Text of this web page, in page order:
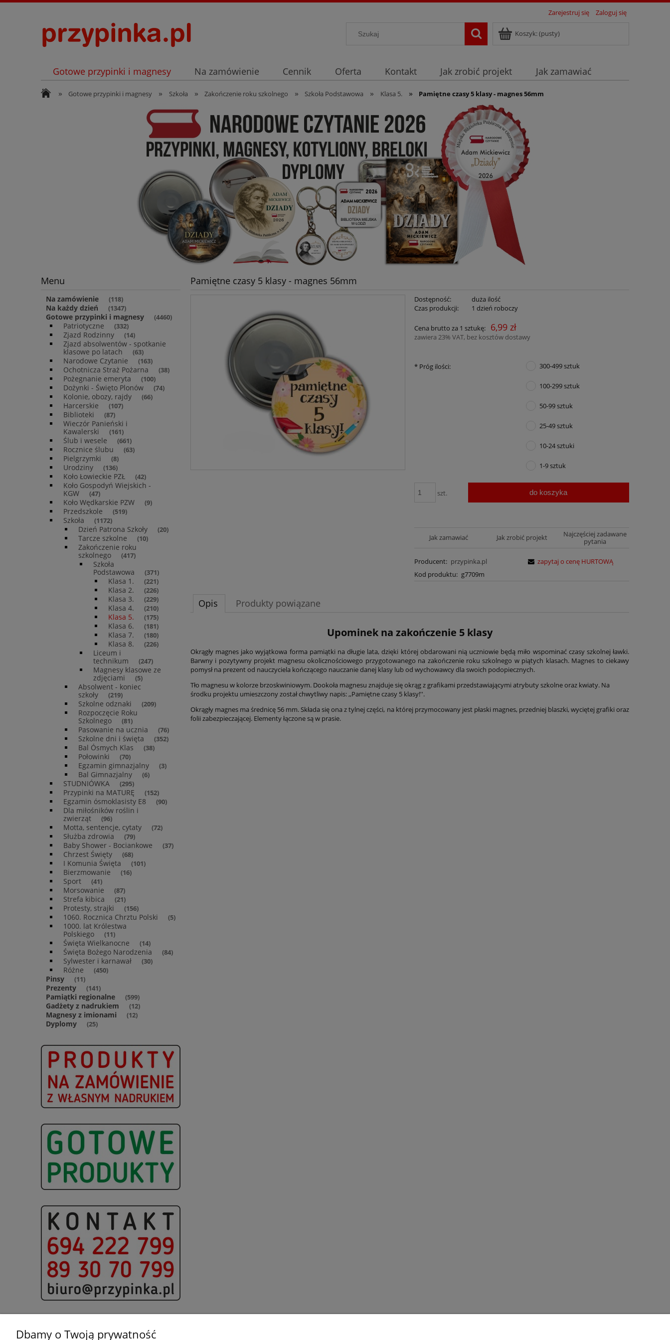
Zarejestruj się Zaloguj się
Koszyk:(pusty)
Gotowe przypinki i magnesy Na zamówienie Cennik Oferta Kontakt Jak zrobić projekt
Jak zamawiać
Archiwum
Listopad
» Gotowe przypinki i magnesy » Szkoła » Zakończenie roku szkolnego » Szkoła Podstawowa » Klasa 5. » Pamiętne czasy 5 klasy - magnes 56mm
Menu
Na zamówienie (118)
Na każdy dzień (1347)
Gotowe przypinki i magnesy (4460)
Patriotyczne (332)
Zjazd Rodzinny (14)
Zjazd absolwentów - spotkanie
klasowe po latach
(63)
Narodowe Czytanie (163)
Ochotnicza Straż Pożarna (38)
Pożegnanie emeryta (100)
Dożynki - Święto Plonów (74)
Kolonie, obozy, rajdy (66)
Harcerskie (107)
Biblioteki (87)
Wieczór Panieński i
Kawalerski
(161)
Ślub i wesele (661)
Rocznice ślubu (63)
Pielgrzymki (8)
Urodziny (136)
Koło Łowieckie PZŁ (42)
Koło Gospodyń Wiejskich -
KGW
(47)
Koło Wędkarskie PZW (9)
Przedszkole (519)
Szkoła (1172)
Dzień Patrona Szkoły (20)
Tarcze szkolne (10)
Zakończenie roku
szkolnego
(417)
Szkoła
Podstawowa
(371)
Klasa 1. (221)
Klasa 2. (226)
Klasa 3. (229)
Klasa 4. (210)
Klasa 5. (175)
Klasa 6. (181)
Klasa 7. (180)
Klasa 8. (226)
Liceum i
technikum
(247)
Magnesy klasowe ze
zdjęciami
(5)
Absolwent - koniec
szkoły
(219)
Szkolne odznaki (209)
Rozpoczęcie Roku
Szkolnego
(81)
Pasowanie na ucznia (76)
Szkolne dni i święta (352)
Bal Ósmych Klas (38)
Połowinki (70)
Egzamin gimnazjalny (3)
Bal Gimnazjalny (6)
STUDNIÓWKA (295)
Przypinki na MATURĘ (152)
Egzamin ósmoklasisty E8 (90)
Dla miłośników roślin i
zwierząt
(96)
Motta, sentencje, cytaty (72)
Służba zdrowia (79)
Baby Shower - Bociankowe (37)
Chrzest Święty (68)
I Komunia Święta (101)
Bierzmowanie (16)
Sport (41)
Morsowanie (87)
Strefa kibica (21)
Protesty, strajki (156)
1060. Rocznica Chrztu Polski (5)
1000. lat Królestwa
Polskiego
(11)
Święta Wielkanocne (14)
Święta Bożego Narodzenia (84)
Sylwester i karnawał (30)
Różne (450)
Pinsy (11)
Prezenty (141)
Pamiątki regionalne (599)
Gadżety z nadrukiem (12)
Magnesy z imionami (12)
Dyplomy (25)
Pamiętne czasy 5 klasy - magnes 56mm
Dostępność:
duża ilość
Czas produkcji:
1 dzień roboczy
Cena brutto za 1 sztukę: 6,99 zł
zawiera 23% VAT, bez kosztów dostawy
* Próg ilości: 300-499 sztuk
100-299 sztuk
50-99 sztuk
25-49 sztuk
10-24 sztuki
1-9 sztuk
szt. do koszyka
Jak zamawiać Jak zrobić projekt
Najczęściej zadawane
pytania
Producent: przypinka.pl
Kod produktu: g7709m
zapytaj o cenę HURTOWĄ
Opis Produkty powiązane
Upominek na zakończenie 5 klasy
Okrągły magnes jako wyjątkowa forma pamiątki na długie lata, dzięki której obdarowani nią uczniowie będą miło wspominać czasy szkolnej ławki.
Barwny i pozytywny projekt magnesu okolicznościowego przygotowanego na zakończenie roku szkolnego w piątych klasach. Magnes to ciekawy
pomysł na prezent od nauczyciela kończącego nauczanie danej klasy lub od wychowawcy dla swoich podopiecznych.
Tło magnesu w kolorze brzoskwiniowym. Dookoła magnesu znajduje się okrąg z grafikami przedstawiającymi atrybuty szkolne oraz kwiaty. Na
środku projektu umieszczony został chwytliwy napis: ,,Pamiętne czasy 5 klasy!''.
Okrągły magnes ma średnicę 56 mm. Składa się ona z tylnej części, na której przymocowany jest płaski magnes, przedniej blaszki, wyciętej grafiki oraz
folii zabezpieczającej. Elementy łączone są w prasie.
Dbamy o Twoją prywatność